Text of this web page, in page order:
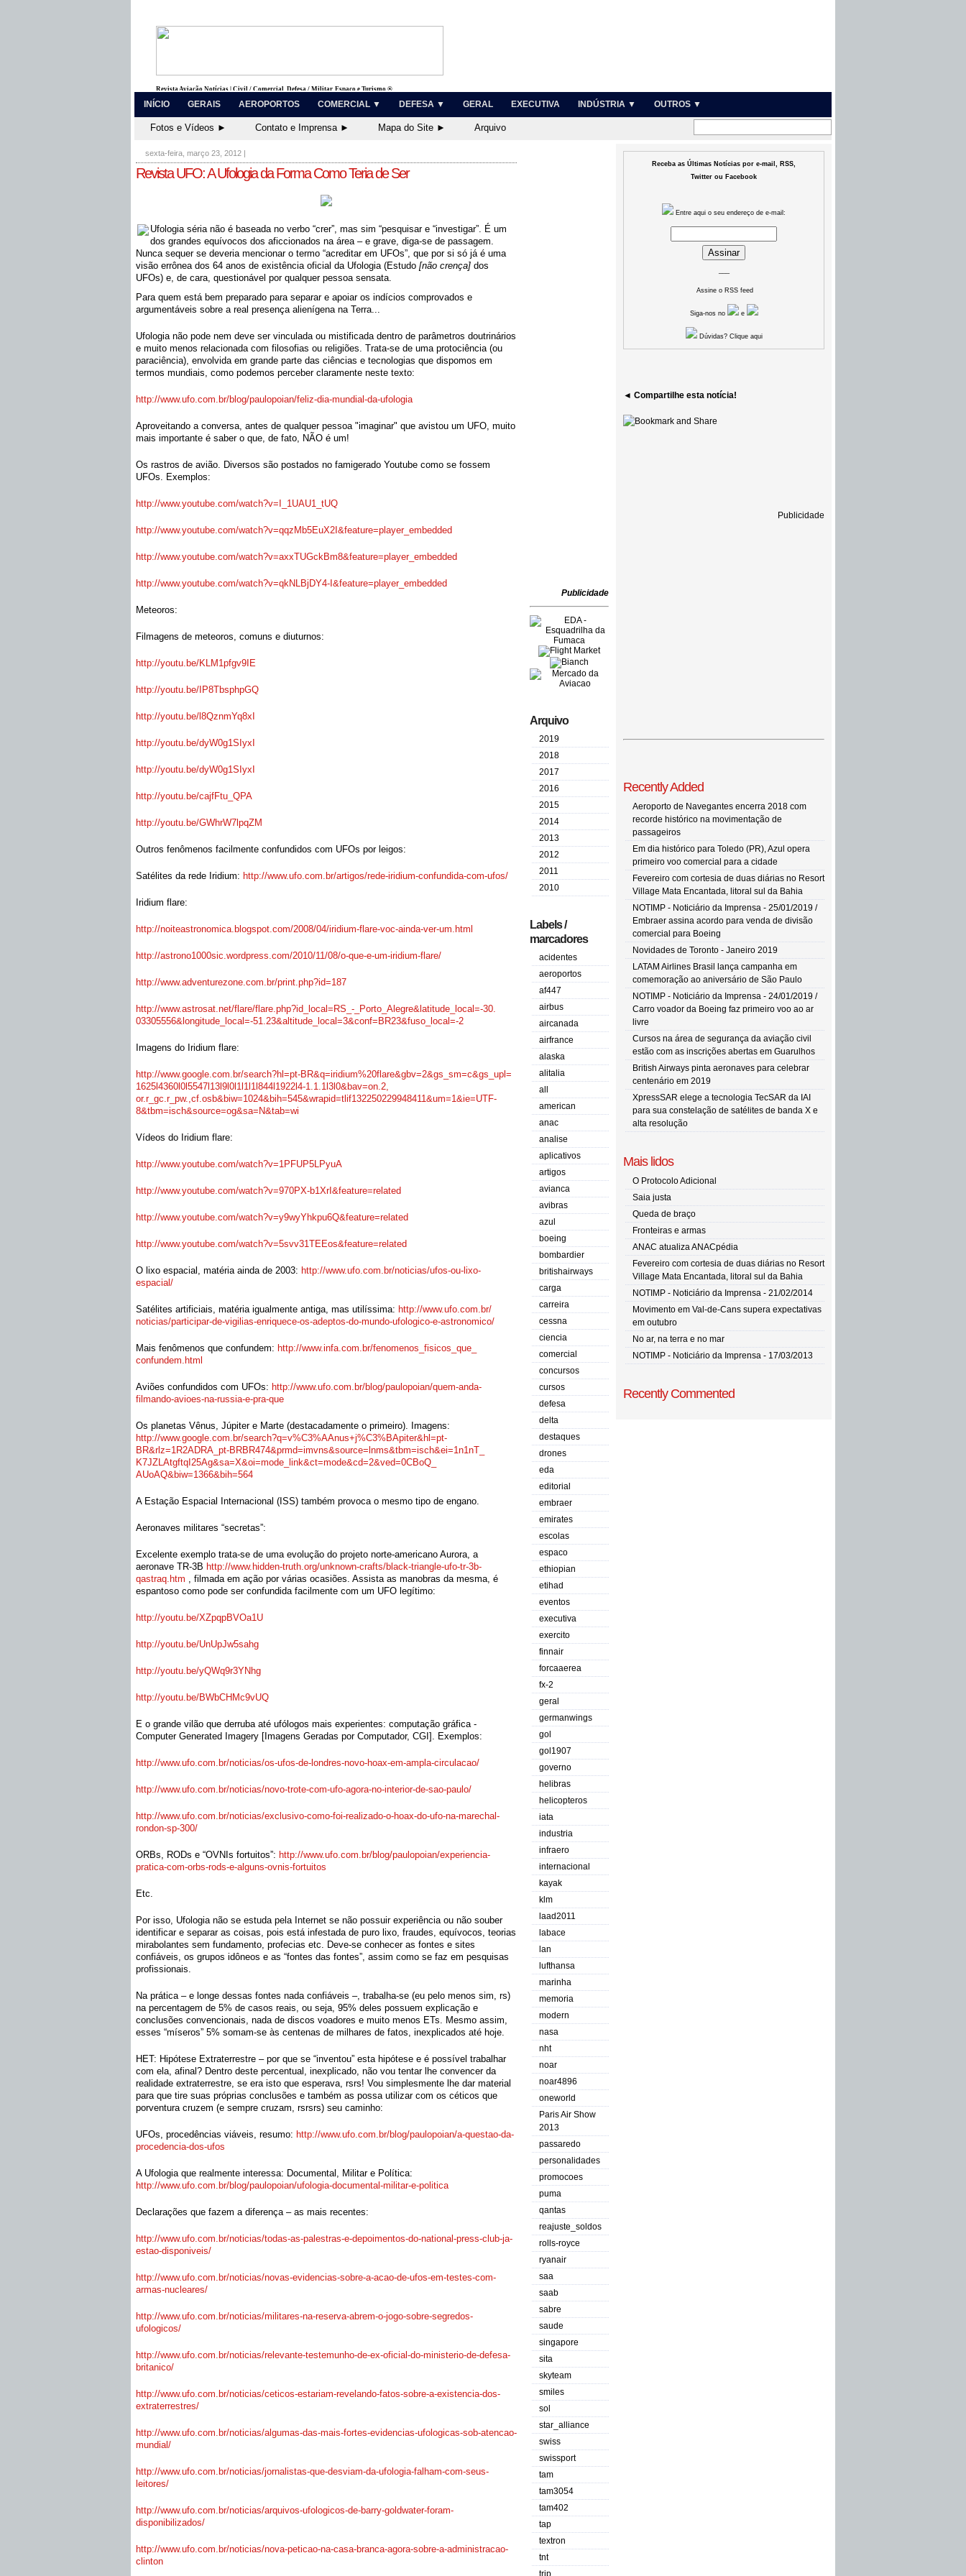
Revista Aviação Notícias | Civil / Comercial, Defesa / Militar, Espaço e Turismo ®
INÍCIO GERAIS AEROPORTOS COMERCIAL ▼ DEFESA ▼ GERAL EXECUTIVA INDÚSTRIA ▼ OUTROS ▼
Fotos e Vídeos ► Contato e Imprensa ► Mapa do Site ► Arquivo
sexta-feira, março 23, 2012 |
Revista UFO: A Ufologia da Forma Como Teria de Ser
Ufologia séria não é baseada no verbo “crer”, mas sim “pesquisar e “investigar”. É um
dos grandes equívocos dos aficcionados na área – e grave, diga-se de passagem.
Nunca sequer se deveria mencionar o termo “acreditar em UFOs”, que por si só já é uma
visão errônea dos 64 anos de existência oficial da Ufologia (Estudo [não crença] dos
UFOs) e, de cara, questionável por qualquer pessoa sensata.
Para quem está bem preparado para separar e apoiar os indícios comprovados e
argumentáveis sobre a real presença alienígena na Terra...
Ufologia não pode nem deve ser vinculada ou mistificada dentro de parâmetros doutrinários
e muito menos relacionada com filosofias ou religiões. Trata-se de uma protociência (ou
paraciência), envolvida em grande parte das ciências e tecnologias que dispomos em
termos mundiais, como podemos perceber claramente neste texto:
http://www.ufo.com.br/blog/paulopoian/feliz-dia-mundial-da-ufologia
Aproveitando a conversa, antes de qualquer pessoa "imaginar" que avistou um UFO, muito
mais importante é saber o que, de fato, NÃO é um!
Os rastros de avião. Diversos são postados no famigerado Youtube como se fossem
UFOs. Exemplos:
http://www.youtube.com/watch?v=I_1UAU1_tUQ
http://www.youtube.com/watch?v=qqzMb5EuX2I&feature=player_ embedded
http://www.youtube.com/watch?v=axxTUGckBm8&feature=player_ embedded
http://www.youtube.com/watch?v=qkNLBjDY4-I&feature=player_ embedded
Meteoros:
Filmagens de meteoros, comuns e diuturnos:
http://youtu.be/KLM1pfgv9IE
http://youtu.be/IP8TbsphpGQ
http://youtu.be/l8QznmYq8xI
http://youtu.be/dyW0g1SIyxI
http://youtu.be/dyW0g1SIyxI
http://youtu.be/cajfFtu_QPA
http://youtu.be/GWhrW7lpqZM
Outros fenômenos facilmente confundidos com UFOs por leigos:
Satélites da rede Iridium: http://www.ufo.com.br/artigos/rede-iridium-confundida-com-ufos/
Iridium flare:
http://noiteastronomica. blogspot.com/2008/04/iridium-flare-voc-ainda-ver-um.html
http://astrono1000sic.wordpress.com/2010/11/08/o-que-e-um-iridium-flare/
http://www.adventurezone.com. br/print.php?id=187
http://www.astrosat.net/flare/flare.php?id_local=RS_-_Porto_ Alegre&latitude_local=-30.
03305556&longitude_local=-51.23&altitude_local=3&conf=BR23&fuso_local=-2
Imagens do Iridium flare:
http://www.google.com.br/search?hl=pt-BR&q=iridium%20flare&gbv=2&gs_sm=c&gs_upl=
1625l4360l0l5547l13l9l0l1l1l1l 844l1922l4-1.1.1l3l0&bav=on.2,
or.r_gc.r_pw.,cf.osb&biw=1024&bih=545&wrapid=tlif132250229948411&um=1&ie=UTF-
8&tbm=isch&source=og&sa=N&tab=wi
Vídeos do Iridium flare:
http://www.youtube.com/watch?v=1PFUP5LPyuA
http://www.youtube.com/watch?v=970PX-b1XrI&feature=related
http://www.youtube.com/watch?v=y9wyYhkpu6Q&feature=related
http://www.youtube.com/watch?v=5svv31TEEos&feature=related
O lixo espacial, matéria ainda de 2003: http://www.ufo.com.br/noticias/ufos-ou-lixo-
espacial/
Satélites artificiais, matéria igualmente antiga, mas utilíssima: http://www.ufo.com.br/
noticias/participar-de-vigilias-enriquece-os-adeptos-do-mundo-ufologico-e-astronomico/
Mais fenômenos que confundem: http://www.infa.com.br/fenomenos_fisicos_que_
confundem.html
Aviões confundidos com UFOs: http://www.ufo.com.br/blog/paulopoian/quem-anda-
filmando-avioes-na-russia-e-pra-que
Os planetas Vênus, Júpiter e Marte (destacadamente o primeiro). Imagens:
http://www.google.com.br/search?q=v%C3%AAnus+j%C3% BApiter&hl=pt-
BR&rlz=1R2ADRA_ pt-BRBR474&prmd=imvns&source= lnms&tbm=isch&ei=1n1nT_
K7JZLAtgftqI25Ag&sa=X&oi=mode_
link&ct=mode&cd=2&ved=0CBoQ_
AUoAQ&biw=1366&bih=564
A Estação Espacial Internacional (ISS) também provoca o mesmo tipo de engano.
Aeronaves militares “secretas”:
Excelente exemplo trata-se de uma evolução do projeto norte-americano Aurora, a
aeronave TR-3B http://www.hidden-truth.org/unknown-crafts/black-triangle-ufo-tr-3b-
qastraq.htm , filmada em ação por várias ocasiões. Assista as manobras da mesma, é
espantoso como pode ser confundida facilmente com um UFO legítimo:
http://youtu.be/XZpqpBVOa1U
http://youtu.be/UnUpJw5sahg
http://youtu.be/yQWq9r3YNhg
http://youtu.be/BWbCHMc9vUQ
E o grande vilão que derruba até ufólogos mais experientes: computação gráfica -
Computer Generated Imagery [Imagens Geradas por Computador, CGI]. Exemplos:
http://www.ufo.com.br/noticias/os-ufos-de-londres-novo-hoax-em-ampla-circulacao/
http://www.ufo.com.br/noticias/novo-trote-com-ufo-agora-no-interior-de-sao-paulo/
http://www.ufo.com.br/noticias/exclusivo-como-foi-realizado-o-hoax-do-ufo-na-marechal-
rondon-sp-300/
ORBs, RODs e “OVNIs fortuitos”: http://www.ufo.com.br/blog/paulopoian/experiencia-
pratica-com-orbs-rods-e-alguns-ovnis-fortuitos
Etc.
Por isso, Ufologia não se estuda pela Internet se não possuir experiência ou não souber
identificar e separar as coisas, pois está infestada de puro lixo, fraudes, equívocos, teorias
mirabolantes sem fundamento, profecias etc. Deve-se conhecer as fontes e sites
confiáveis, os grupos idôneos e as “fontes das fontes”, assim como se faz em pesquisas
profissionais.
Na prática – e longe dessas fontes nada confiáveis –, trabalha-se (eu pelo menos sim, rs)
na percentagem de 5% de casos reais, ou seja, 95% deles possuem explicação e
conclusões convencionais, nada de discos voadores e muito menos ETs. Mesmo assim,
esses “míseros” 5% somam-se às centenas de milhares de fatos, inexplicados até hoje.
HET: Hipótese Extraterrestre – por que se “inventou” esta hipótese e é possível trabalhar
com ela, afinal? Dentro deste percentual, inexplicado, não vou tentar lhe convencer da
realidade extraterrestre, se era isto que esperava, rsrs! Vou simplesmente lhe dar material
para que tire suas próprias conclusões e também as possa utilizar com os céticos que
porventura cruzem (e sempre cruzam, rsrsrs) seu caminho:
UFOs, procedências viáveis, resumo: http://www.ufo.com.br/blog/paulopoian/a-questao-da-
procedencia-dos-ufos
A Ufologia que realmente interessa: Documental, Militar e Política:
http://www.ufo.com.br/blog/paulopoian/ufologia-documental-militar-e-politica
Declarações que fazem a diferença – as mais recentes:
http://www.ufo.com.br/noticias/todas-as-palestras-e-depoimentos-do-national-press-club-ja-
estao-disponiveis/
http://www.ufo.com.br/noticias/novas-evidencias-sobre-a-acao-de-ufos-em-testes-com-
armas-nucleares/
http://www.ufo.com.br/noticias/militares-na-reserva-abrem-o-jogo-sobre-segredos-
ufologicos/
http://www.ufo.com.br/noticias/relevante-testemunho-de-ex-oficial-do-ministerio-de-defesa-
britanico/
http://www.ufo.com.br/noticias/ceticos-estariam-revelando-fatos-sobre-a-existencia-dos-
extraterrestres/
http://www.ufo.com.br/noticias/algumas-das-mais-fortes-evidencias-ufologicas-sob-atencao-
mundial/
http://www.ufo.com.br/noticias/jornalistas-que-desviam-da-ufologia-falham-com-seus-
leitores/
http://www.ufo.com.br/noticias/arquivos-ufologicos-de-barry-goldwater-foram-
disponibilizados/
http://www.ufo.com.br/noticias/nova-peticao-na-casa-branca-agora-sobre-a-administracao-
clinton
Publicidade
Arquivo
2019
2018
2017
2016
2015
2014
2013
2012
2011
2010
Labels /
marcadores
acidentes
aeroportos
af447
airbus
aircanada
airfrance
alaska
alitalia
all
american
anac
analise
aplicativos
artigos
avianca
avibras
azul
boeing
bombardier
britishairways
carga
carreira
cessna
ciencia
comercial
concursos
cursos
defesa
delta
destaques
drones
eda
editorial
embraer
emirates
escolas
espaco
ethiopian
etihad
eventos
executiva
exercito
finnair
forcaaerea
fx-2
geral
germanwings
gol
gol1907
governo
helibras
helicopteros
iata
industria
infraero
internacional
kayak
klm
laad2011
labace
lan
lufthansa
marinha
memoria
modern
nasa
nht
noar
noar4896
oneworld
Paris Air Show
2013
passaredo
personalidades
promocoes
puma
qantas
reajuste_soldos
rolls-royce
ryanair
saa
saab
sabre
saude
singapore
sita
skyteam
smiles
sol
star_alliance
swiss
swissport
tam
tam3054
tam402
tap
textron
tnt
trip
Receba as Últimas Notícias por e-mail, RSS,
Twitter ou Facebook
Entre aqui o seu endereço de e-mail:
Assine o RSS feed
Siga-nos no e
Dúvidas? Clique aqui
◄ Compartilhe esta notícia!
Publicidade
Recently Added
Aeroporto de Navegantes encerra 2018 com
recorde histórico na movimentação de
passageiros
Em dia histórico para Toledo (PR), Azul opera
primeiro voo comercial para a cidade
Fevereiro com cortesia de duas diárias no Resort
Village Mata Encantada, litoral sul da Bahia
NOTIMP - Noticiário da Imprensa - 25/01/2019 /
Embraer assina acordo para venda de divisão
comercial para Boeing
Novidades de Toronto - Janeiro 2019
LATAM Airlines Brasil lança campanha em
comemoração ao aniversário de São Paulo
NOTIMP - Noticiário da Imprensa - 24/01/2019 /
Carro voador da Boeing faz primeiro voo ao ar
livre
Cursos na área de segurança da aviação civil
estão com as inscrições abertas em Guarulhos
British Airways pinta aeronaves para celebrar
centenário em 2019
XpressSAR elege a tecnologia TecSAR da IAI
para sua constelação de satélites de banda X e
alta resolução
Mais lidos
O Protocolo Adicional
Saia justa
Queda de braço
Fronteiras e armas
ANAC atualiza ANACpédia
Fevereiro com cortesia de duas diárias no Resort
Village Mata Encantada, litoral sul da Bahia
NOTIMP - Noticiário da Imprensa - 21/02/2014
Movimento em Val-de-Cans supera expectativas
em outubro
No ar, na terra e no mar
NOTIMP - Noticiário da Imprensa - 17/03/2013
Recently Commented